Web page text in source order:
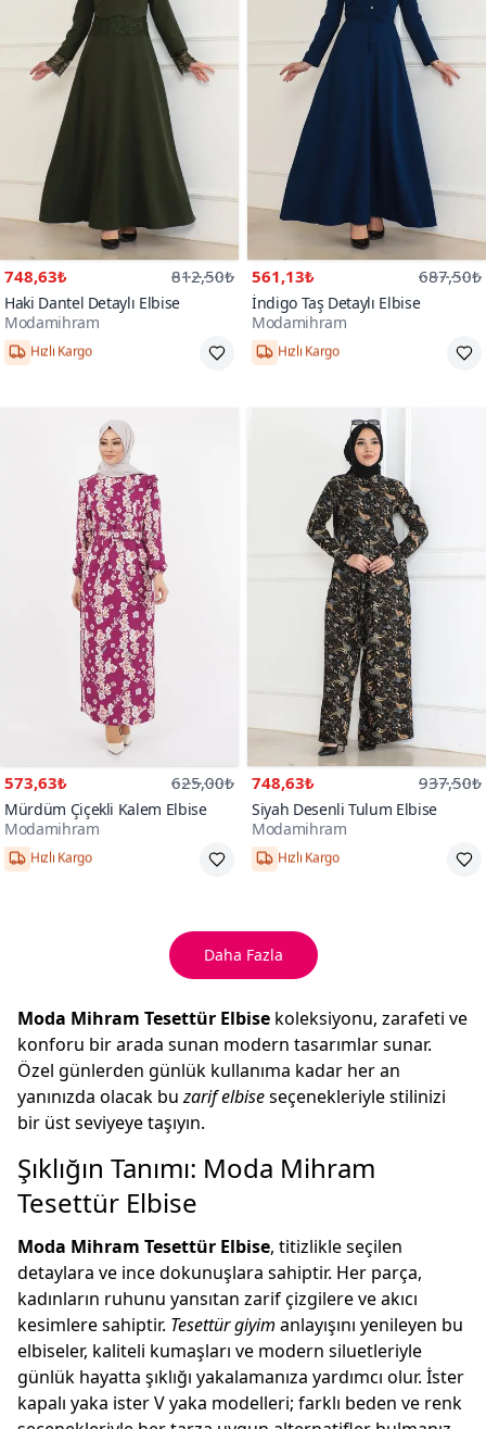
748,63₺ 812,50₺
Haki Dantel Detaylı Elbise
Modamihram
Hızlı Kargo
561,13₺ 687,50₺
İndigo Taş Detaylı Elbise
Modamihram
Hızlı Kargo
573,63₺ 625,00₺
Mürdüm Çiçekli Kalem Elbise
Modamihram
Hızlı Kargo
748,63₺ 937,50₺
Siyah Desenli Tulum Elbise
Modamihram
Hızlı Kargo
Daha Fazla
Moda Mihram Tesettür Elbise koleksiyonu, zarafeti ve
konforu bir arada sunan modern tasarımlar sunar.
Özel günlerden günlük kullanıma kadar her an
yanınızda olacak buzarif elbiseseçenekleriyle stilinizi
bir üst seviyeye taşıyın.
Şıklığın Tanımı: Moda Mihram
Tesettür Elbise
Moda Mihram Tesettür Elbise, titizlikle seçilen
detaylara ve ince dokunuşlara sahiptir. Her parça,
kadınların ruhunu yansıtan zarif çizgilere ve akıcı
kesimlere sahiptir. Tesettür giyim anlayışını yenileyen bu
elbiseler, kaliteli kumaşları ve modern siluetleriyle
günlük hayatta şıklığı yakalamanıza yardımcı olur. İster
kapalı yaka ister V yaka modelleri; farklı beden ve renk